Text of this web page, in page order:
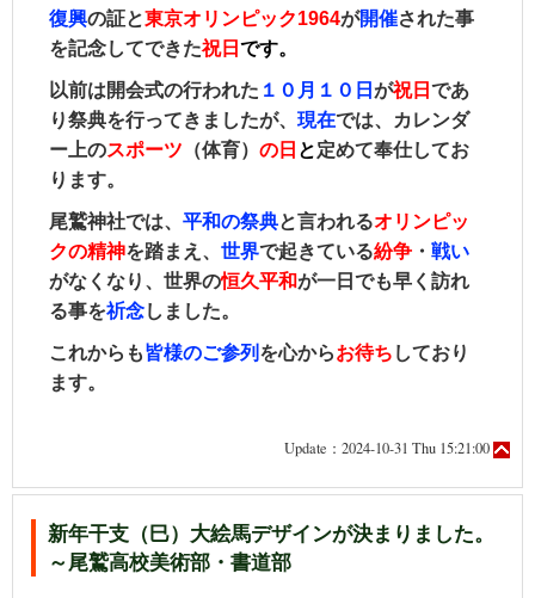
復興の証と東京オリンピック1964が開催された事
を記念してできた祝日 です。
以前は開会式の行われた １０月１０日 が祝日 であ
り祭典を行ってきましたが、 現在では、カレンダ
ー上のスポーツ （体育） の日 と定めて奉仕してお
ります。
尾鷲神社では、 平和の祭典と言われるオリンピッ
クの精神を踏まえ、 世界で起きている紛争 ・ 戦い
がなくなり、世界の恒久平和が一日でも早く 訪れ
る事を祈念しました。
これからも皆様のご参列 を心からお待ち しており
ます。
Update：2024-10-31 Thu 15:21:00
新年干支（巳）大絵馬デザインが決まりました。
～尾鷲高校美術部・書道部